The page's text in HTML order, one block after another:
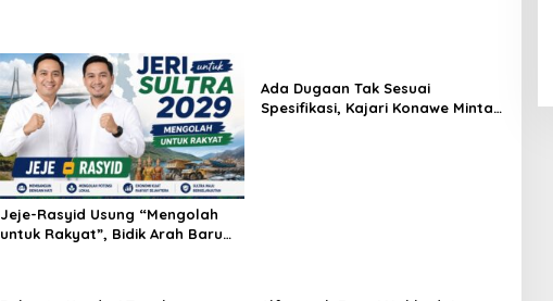
Jeje-Rasyid Usung “Mengolah
untuk Rakyat”, Bidik Arah Baru
Ada Dugaan Tak Sesuai
Spesifikasi, Kajari Konawe Minta